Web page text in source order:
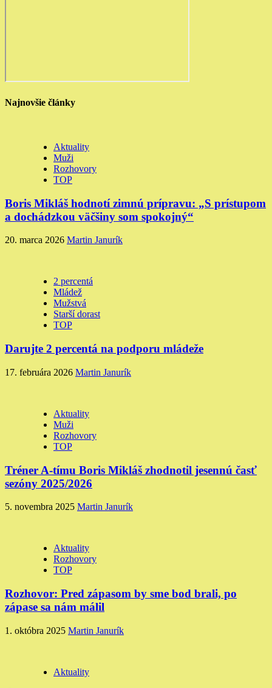
Najnovšie články
Aktuality
Muži
Rozhovory
TOP
Boris Mikláš hodnotí zimnú prípravu: „S prístupom
a dochádzkou väčšiny som spokojný“
20. marca 2026 Martin Janurík
2 percentá
Mládež
Mužstvá
Starší dorast
TOP
Darujte 2 percentá na podporu mládeže
17. februára 2026 Martin Janurík
Aktuality
Muži
Rozhovory
TOP
Tréner A-tímu Boris Mikláš zhodnotil jesennú časť
sezóny 2025/2026
5. novembra 2025 Martin Janurík
Aktuality
Rozhovory
TOP
Rozhovor: Pred zápasom by sme bod brali, po
zápase sa nám málil
1. októbra 2025 Martin Janurík
Aktuality